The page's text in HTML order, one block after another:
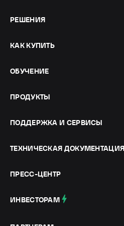
РЕШЕНИЯ
КАК КУПИТЬ
ОБУЧЕНИЕ
ПРОДУКТЫ
ПОДДЕРЖКА И СЕРВИСЫ
ТЕХНИЧЕСКАЯ ДОКУМЕНТАЦИЯ
ПРЕСС-ЦЕНТР
ИНВЕСТОРАМ